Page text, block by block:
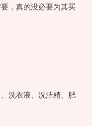
，真的没必要为其买
洗衣液、洗洁精、肥